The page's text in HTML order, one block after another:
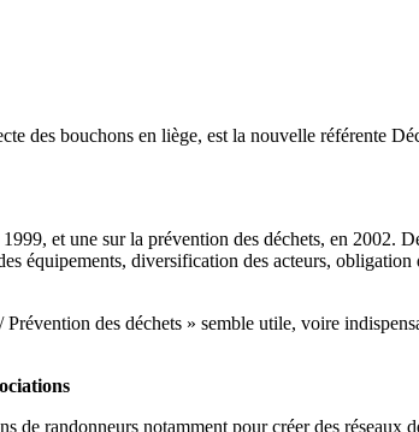
des bouchons en liège, est la nouvelle référente
et une sur la prévention des déchets, en 2002.
équipements, diversification des acteurs,
des déchets » semble utile, voire
de randonneurs notamment pour créer des réseaux